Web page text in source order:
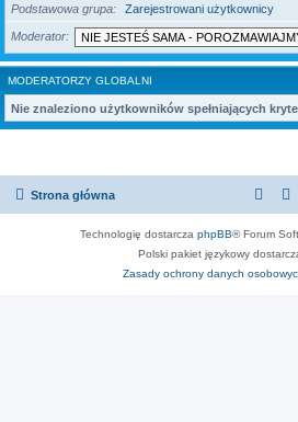
Podstawowa grupa
Zarejestrowani użytkownicy
Moderator
MODERATORZY GLOBALNI
Nie znaleziono użytkowników spełniających
Strona główna
Technologię dostarcza phpBB® Forum
Polski pakiet językowy
Zasady ochrony danych